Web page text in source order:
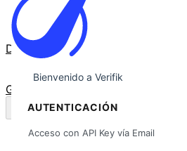
日本語
中文
Docs
GitHub
Bienvenido a Verifik
AUTENTICACIÓN
Acceso con API Key vía Email